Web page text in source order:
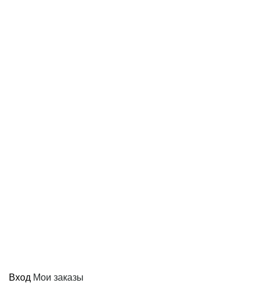
Вход Мои заказы